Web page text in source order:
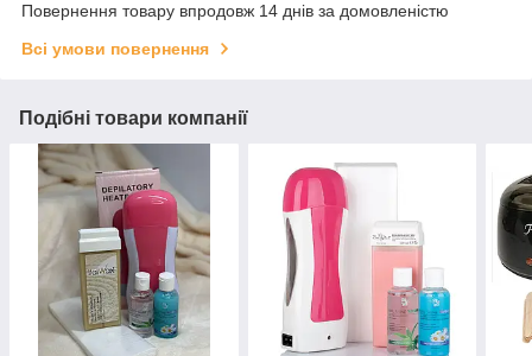
Повернення товару впродовж 14 днів за домовленістю
Всі умови повернення
Подібні товари компанії